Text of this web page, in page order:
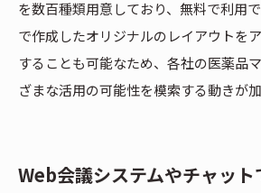
を数百種類用意しており、無料で利用
で作成したオリジナルのレイアウトを
することも可能なため、各社の医薬品
ざまな活用の可能性を模索する動きが
Web会議システムやチャッ